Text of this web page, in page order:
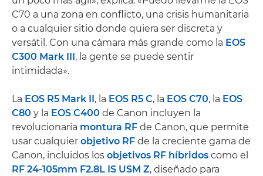
C70 a una zona en conflicto, una crisis humanitaria
o a cualquier sitio donde quiera ser discreta y
versátil. Con una cámara más grande como la EOS
C300 Mark III , la gente se puede sentir
intimidada».
La EOS R5 Mark II , la EOS R5 C, la EOS C70, la EOS
C80 y la EOS C400 de Canon incluyen la
revolucionaria montura RF de Canon, que permite
usar cualquier objetivo RF de la creciente gama de
Canon, incluidos los objetivos RF híbridos como el
RF 24-105mm F2.8L IS USM Z, diseñado para